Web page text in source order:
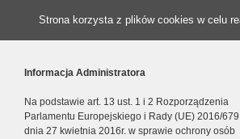
Strona korzysta z plików cookies w celu
Informacja Administratora
Na podstawie art. 13 ust. 1 i 2 Rozporządzenia
Parlamentu Europejskiego i Rady (UE) 2016/
dnia 27 kwietnia 2016r. w sprawie ochrony osób